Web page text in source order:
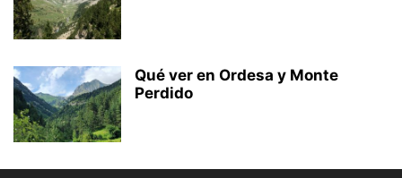
Qué ver en Ordesa y Monte
Perdido